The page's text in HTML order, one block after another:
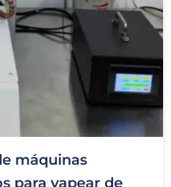
máquinas
para vapear de